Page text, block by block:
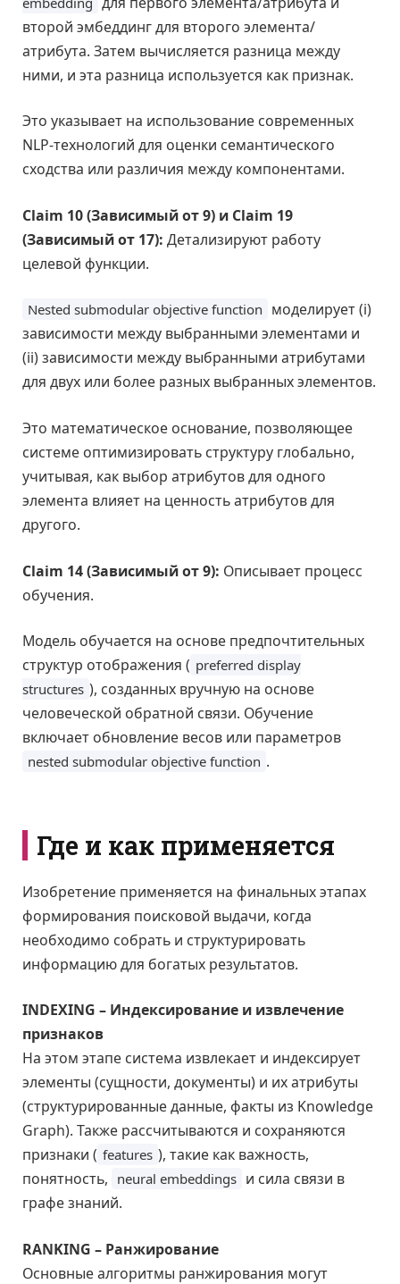
второй эмбеддинг для второго элемента/
атрибута. Затем вычисляется разница между
ними, и эта разница используется как признак.
Это указывает на использование современных
NLP-технологий для оценки семантического
сходства или различия между компонентами.
Claim 10 (Зависимый от 9) и Claim 19
(Зависимый от 17): Детализируют работу
целевой функции.
Nested submodular objective function моделирует (i)
зависимости между выбранными элементами и
(ii) зависимости между выбранными атрибутами
для двух или более разных выбранных элементов.
Это математическое основание, позволяющее
системе оптимизировать структуру глобально,
учитывая, как выбор атрибутов для одного
элемента влияет на ценность атрибутов для
другого.
Claim 14 (Зависимый от 9): Описывает процесс
обучения.
Модель обучается на основе предпочтительных
структур отображения ( preferred display
structures ), созданных вручную на основе
человеческой обратной связи. Обучение
включает обновление весов или параметров
nested submodular objective function .
Где и как применяется
Изобретение применяется на финальных этапах
формирования поисковой выдачи, когда
необходимо собрать и структурировать
информацию для богатых результатов.
INDEXING – Индексирование и извлечение
признаков
На этом этапе система извлекает и индексирует
элементы (сущности, документы) и их атрибуты
(структурированные данные, факты из Knowledge
Graph). Также рассчитываются и сохраняются
признаки ( features ), такие как важность,
понятность, neural embeddings и сила связи в
графе знаний.
RANKING – Ранжирование
Основные алгоритмы ранжирования могут